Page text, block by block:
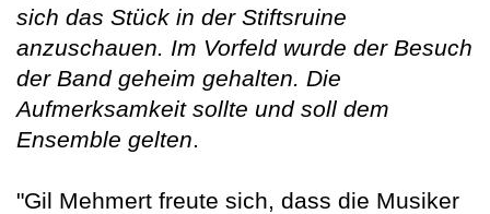
sich das Stück in der Stiftsruine
anzuschauen. Im Vorfeld wurde der Besuch
der Band geheim gehalten. Die
Aufmerksamkeit sollte und soll dem
Ensemble gelten
"Gil Mehmert freute sich, dass die Musiker